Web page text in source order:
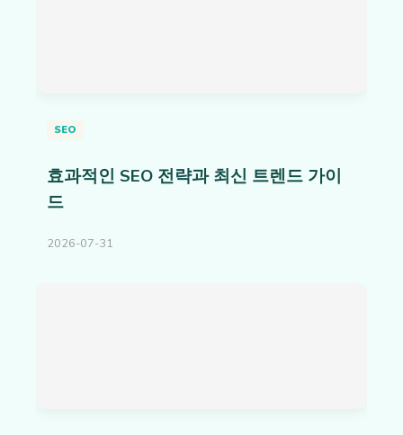
SEO
효과적인 SEO 전략과 최신 트렌드 가이
드
2026-07-31